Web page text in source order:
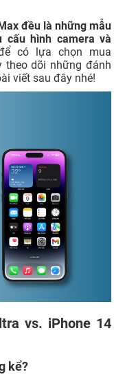
đều là những mẫu
cấu hình camera và
có lựa chọn mua
theo dõi những đánh
viết sau đây nhé!
vs. iPhone 14
kể?